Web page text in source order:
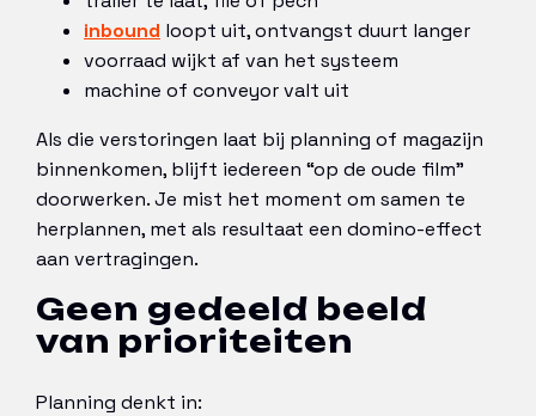
inbound loopt uit, ontvangst duurt langer
voorraad wijkt af van het systeem
machine of conveyor valt uit
Als die verstoringen laat bij planning of magazijn
binnenkomen, blijft iedereen “op de oude film”
doorwerken. Je mist het moment om samen te
herplannen, met als resultaat een domino-effect
aan vertragingen.
Geen gedeeld beeld
van prioriteiten
Planning denkt in: